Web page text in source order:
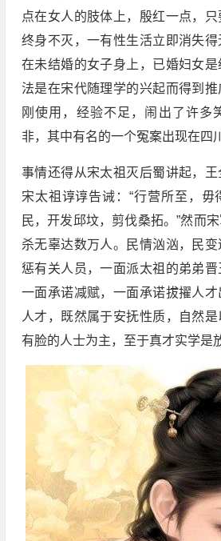
点在女人的肢体上，殷红一点，
终身不灭，一有性生活立即消失
在未结婚的女子身上，已婚妇女
法是在宋代随理学的兴起而得到
刚使用，经验不足，闹出了许多
非，其中有名的一个冤案出现在四
事情还得从宋太祖灭后蜀讲起，王
宋太祖谆谆告诫：“行营所至，毋
民，开发邱坟，剪伐桑拓。”然而
杀无辜达数万人。民情汹汹，民
惩有关人员，一面派太祖的弟弟晋
一面承诺减赋，一面承诺拔擢人
人才，既然属于安抚性质，自然
有脸的人士为主，至于真才实学是